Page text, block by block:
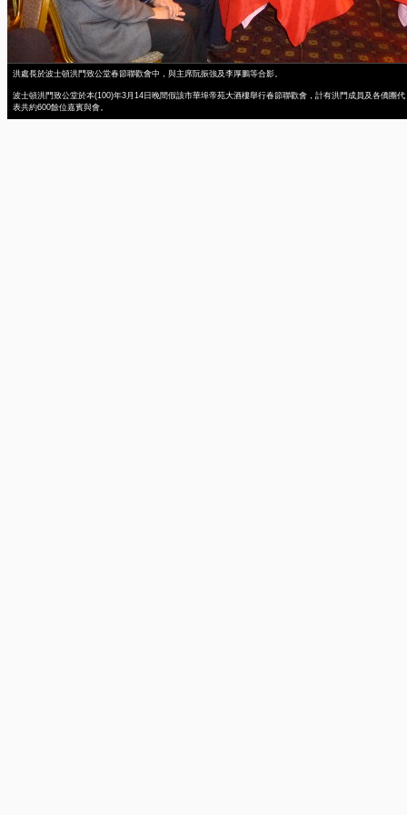
洪處長於波士頓洪門致公堂春節聯歡會中，與主席阮振強及李厚鵬等合影。
波士頓洪門致公堂於本(100)年3月14日晚間假該市華埠帝苑大酒樓舉行春節聯歡會，計有洪門成員及各僑團代
表共約600餘位嘉賓與會。